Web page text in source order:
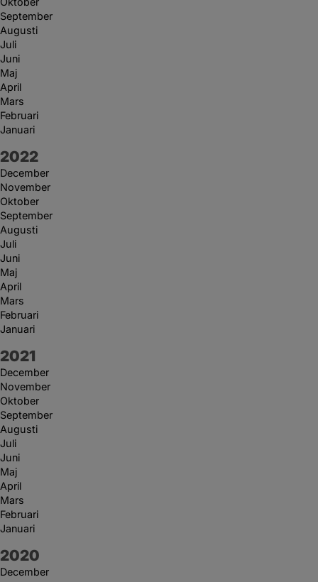
September
Augusti
Juli
Juni
Maj
April
Mars
Februari
Januari
År:
2022
December
November
Oktober
September
Augusti
Juli
Juni
Maj
April
Mars
Februari
Januari
År:
2021
December
November
Oktober
September
Augusti
Juli
Juni
Maj
April
Mars
Februari
Januari
År:
2020
December